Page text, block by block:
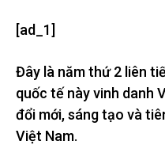
[ad_1]
Đây là năm thứ 2 liên
quốc tế này vinh danh
đổi mới, sáng tạo và
Việt Nam.